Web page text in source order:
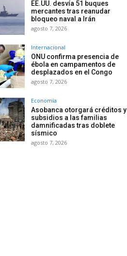
EE.UU. desvía 51 buques
mercantes tras reanudar
bloqueo naval a Irán
agosto 7, 2026
Internacional
ONU confirma presencia de
ébola en campamentos de
desplazados en el Congo
agosto 7, 2026
Economía
Asobanca otorgará créditos y
subsidios a las familias
damnificadas tras doblete
sísmico
agosto 7, 2026